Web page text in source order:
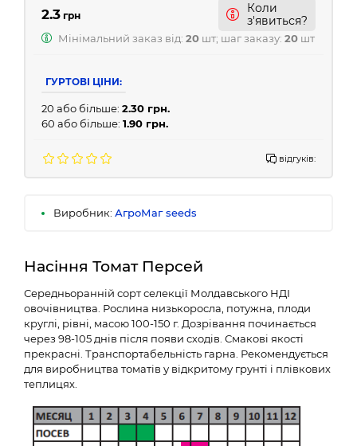
2.3 грн
Коли
з'явиться?
Мінімальний заказ від: 20 шт; шаг заказу: 20 шт
ГУРТОВІ ЦІНИ:
20 або більше: 2.30 грн.
60 або більше: 1.90 грн.
відгуків:
Виробник: АгроМаг seeds
Насіння Томат Персей
Середньоранній сорт селекції Молдавського НДІ
овочівництва. Рослина низькоросла, потужна, плоди
круглі, рівні, масою 100-150 г. Дозрівання починається
через 98-105 днів після появи сходів. Смакові якості
прекрасні. Транспортабельність гарна. Рекомендується
для виробництва томатів у відкритому грунті і плівкових
теплицях.